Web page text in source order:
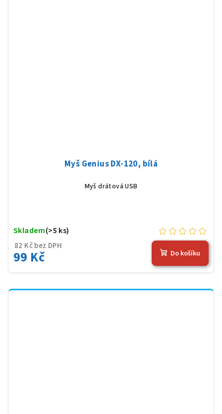
Myš Genius DX-120, bílá
Myš drátová USB
82 Kč bez DPH
99 Kč
Skladem(>5 ks)
Do košíku